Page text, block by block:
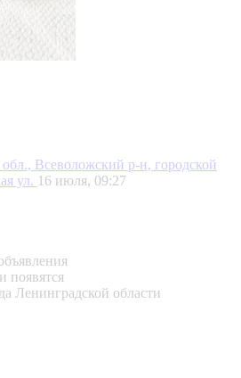
Всеволожский р-н, городской
ул. 16 июля, 09:27
появятся
Ленинградской области